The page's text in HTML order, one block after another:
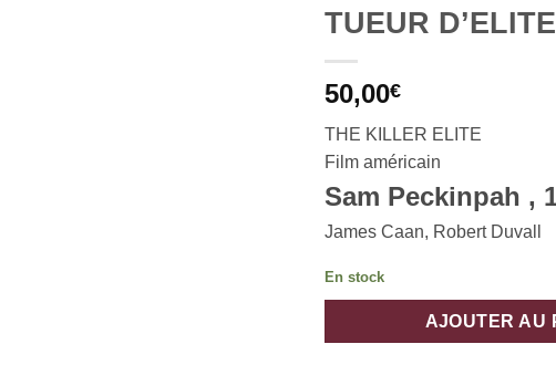
TUEUR D’ELITE
50,00€
THE KILLER ELITE
Film américain
Sam Peckinpah ,
James Caan, Robert Duvall
En stock
AJOUTER AU